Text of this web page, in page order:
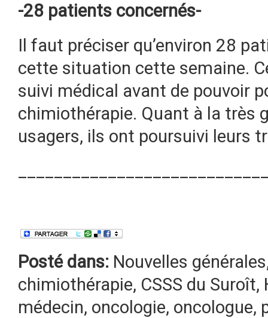
-28 patients concernés-
Il faut préciser qu’environ 28
cette situation cette semaine.
suivi médical avant de pouvoir
chimiothérapie. Quant à la très
usagers, ils ont poursuivi leurs
Posté dans: Nouvelles générales
chimiothérapie, CSSS du Suroît,
médecin, oncologie, oncologue,